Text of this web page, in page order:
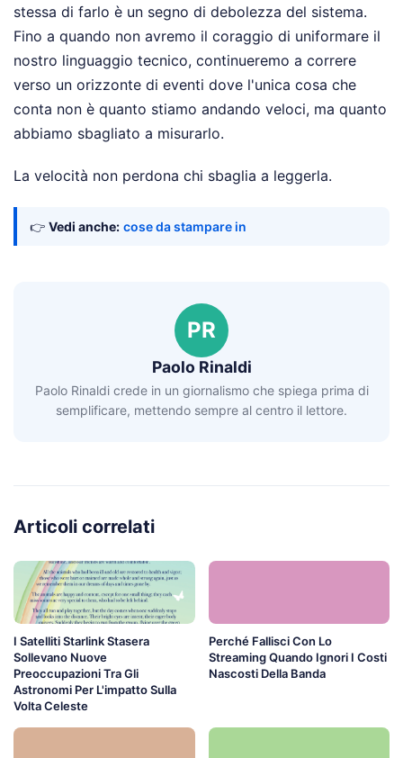
stessa di farlo è un segno di debolezza del sistema.
Fino a quando non avremo il coraggio di uniformare il
nostro linguaggio tecnico, continueremo a correre
verso un orizzonte di eventi dove l'unica cosa che
conta non è quanto stiamo andando veloci, ma quanto
abbiamo sbagliato a misurarlo.
La velocità non perdona chi sbaglia a leggerla.
👉 Vedi anche: cose da stampare in
PR
Paolo Rinaldi
Paolo Rinaldi crede in un giornalismo che spiega prima di
semplificare, mettendo sempre al centro il lettore.
Articoli correlati
I Satelliti Starlink Stasera
Sollevano Nuove
Preoccupazioni Tra Gli
Astronomi Per L'impatto Sulla
Volta Celeste
Perché Fallisci Con Lo
Streaming Quando Ignori I Costi
Nascosti Della Banda